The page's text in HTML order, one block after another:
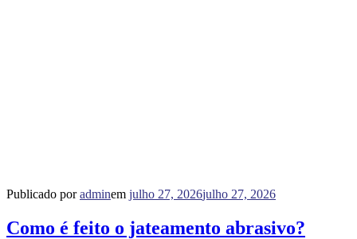
Publicado poradminem julho 27, 2026julho 27, 2026
Como é feito o jateamento abrasivo?